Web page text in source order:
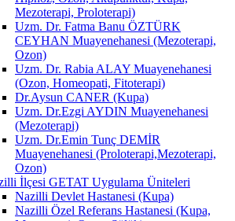
Mezoterapi, Proloterapi)
Uzm. Dr. Fatma Banu ÖZTÜRK
CEYHAN Muayenehanesi (Mezoterapi,
Ozon)
Uzm. Dr. Rabia ALAY Muayenehanesi
(Ozon, Homeopati, Fitoterapi)
Dr.Aysun CANER (Kupa)
Uzm. Dr.Ezgi AYDIN Muayenehanesi
(Mezoterapi)
Uzm. Dr.Emin Tunç DEMİR
Muayenehanesi (Proloterapi,Mezoterapi,
Ozon)
İlçesi GETAT Uygulama Üniteleri
Nazilli Devlet Hastanesi (Kupa)
Nazilli Özel Referans Hastanesi (Kupa,